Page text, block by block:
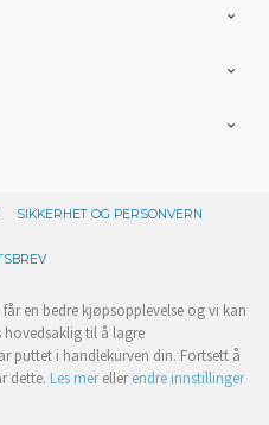
SIKKERHET OG PERSONVERN
en bedre kjøpsopplevelse og vi kan
hovedsaklig til å lagre
puttet i handlekurven din. Fortsett å
dette. Les merellerendre innstillinger